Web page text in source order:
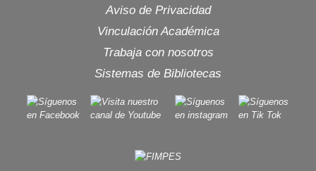
Aviso de Privacidad
Vinculación Académica
Trabaja con nosotros
Sistemas de Bibliotecas